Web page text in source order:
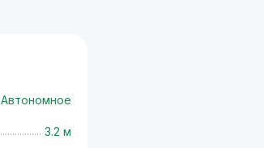
Автономное
3.2 м